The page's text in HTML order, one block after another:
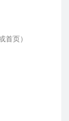
页）